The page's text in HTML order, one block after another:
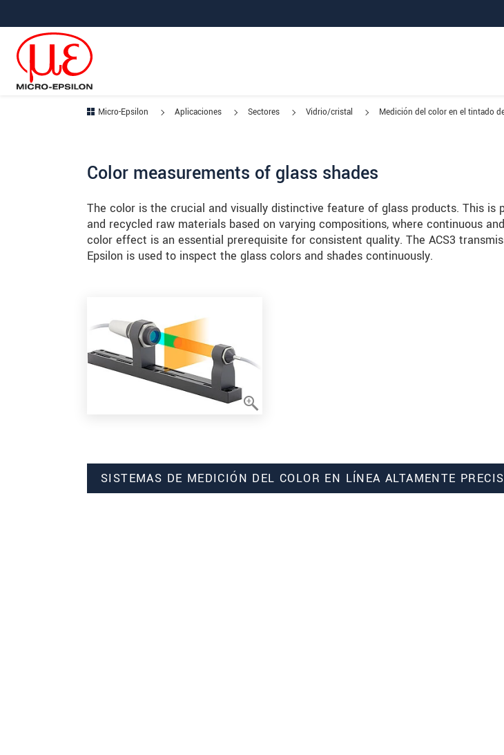
Micro-Epsilon Aplicaciones Sectores Vidrio/cristal Medición del color en el tintado
Color measurements of glass shades
The color is the crucial and visually distinctive feature of glass products. This is
and recycled raw materials based on varying compositions, where continuous
color effect is an essential prerequisite for consistent quality. The ACS3
Epsilon is used to inspect the glass colors and shades continuously.
SISTEMAS DE MEDICIÓN DEL COLOR EN LÍNEA ALTAMENTE